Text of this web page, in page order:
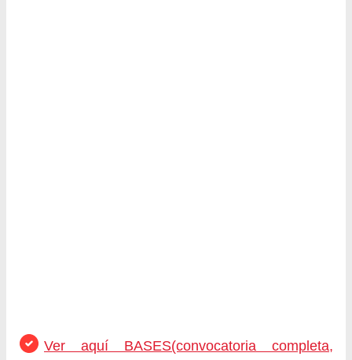
Ver aquí BASES(convocatoria completa,